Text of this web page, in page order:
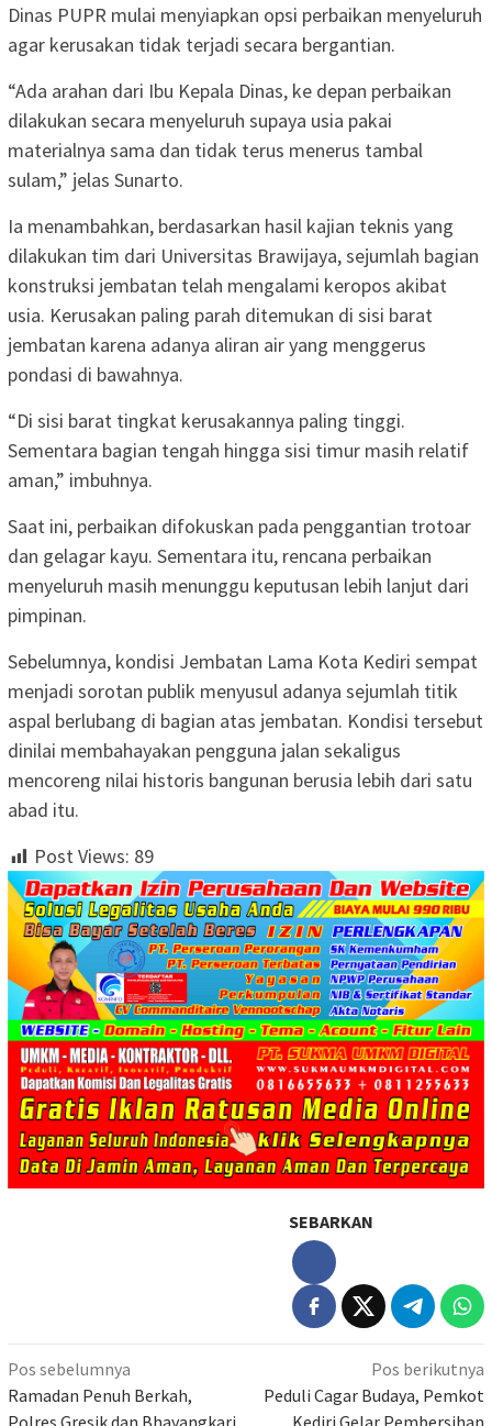
Dinas PUPR mulai menyiapkan opsi perbaikan menyeluruh
agar kerusakan tidak terjadi secara bergantian.
“Ada arahan dari Ibu Kepala Dinas, ke depan perbaikan
dilakukan secara menyeluruh supaya usia pakai
materialnya sama dan tidak terus menerus tambal
sulam,” jelas Sunarto.
Ia menambahkan, berdasarkan hasil kajian teknis yang
dilakukan tim dari Universitas Brawijaya, sejumlah bagian
konstruksi jembatan telah mengalami keropos akibat
usia. Kerusakan paling parah ditemukan di sisi barat
jembatan karena adanya aliran air yang menggerus
pondasi di bawahnya.
“Di sisi barat tingkat kerusakannya paling tinggi.
Sementara bagian tengah hingga sisi timur masih relatif
aman,” imbuhnya.
Saat ini, perbaikan difokuskan pada penggantian trotoar
dan gelagar kayu. Sementara itu, rencana perbaikan
menyeluruh masih menunggu keputusan lebih lanjut dari
pimpinan.
Sebelumnya, kondisi Jembatan Lama Kota Kediri sempat
menjadi sorotan publik menyusul adanya sejumlah titik
aspal berlubang di bagian atas jembatan. Kondisi tersebut
dinilai membahayakan pengguna jalan sekaligus
mencoreng nilai historis bangunan berusia lebih dari satu
abad itu.
Post Views: 89
SEBARKAN
Navigasi
pos
Pos sebelumnya
Ramadan Penuh Berkah,
Pos berikutnya
Peduli Cagar Budaya, Pemkot